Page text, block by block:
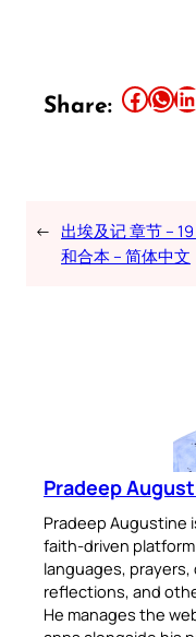
Share: Share this article on Facebook Share this article on WhatsApp Share this article on LinkedIn
← 出埃及记 章节 –
和合本 – 简体中文
Pradeep
Pradeep Augustine
faith-driven
languages,
reflections, and
He manages the